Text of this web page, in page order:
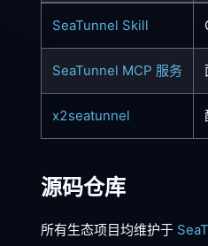
SeaTunnel Skill
SeaTunnel MCP 服务
x2seatunnel
源码仓库
所有生态项目均维护于